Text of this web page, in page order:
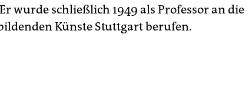
wurde schließlich 1949 als Professor an die
Künste Stuttgart berufen.